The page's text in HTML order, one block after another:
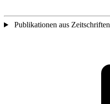
Publikationen aus Zeitschriften